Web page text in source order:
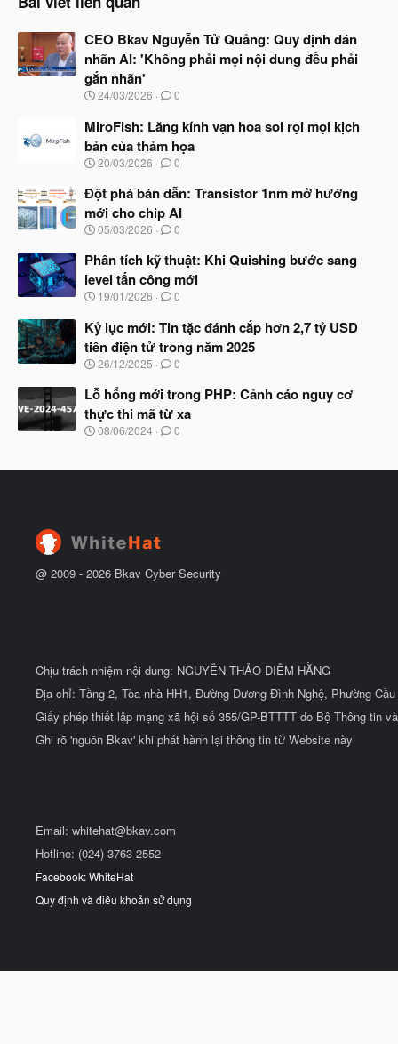
CEO Bkav Nguyễn Tử Quảng: Quy định dán
nhãn AI: 'Không phải mọi nội dung đều phải
gắn nhãn'
N
à
y
b
ắ
đ
ầ
u
24/03/2026 0
MiroFish: Lăng kính vạn hoa soi rọi mọi kịch
bản của thảm họa
N
à
y
b
ắ
đ
ầ
u
20/03/2026 0
Đột phá bán dẫn: Transistor 1nm mở hướng
mới cho chip AI
N
à
b
ắ
đ
ầ
u
05/03/2026 0
Phân tích kỹ thuật: Khi Quishing bước sang
level tấn công mới
N
à
y
b
ắ
đ
ầ
u
19/01/2026 0
Kỷ lục mới: Tin tặc đánh cắp hơn 2,7 tỷ USD
tiền điện tử trong năm 2025
N
à
b
ắ
26/12/2025 0
Lỗ hổng mới trong PHP: Cảnh cáo nguy cơ
thực thi mã từ xa
N
y
ầ
08/06/2024 0
@ 2009 - 2026 Bkav Cyber Security
Chịu trách nhiệm nội dung: NGUYỄN THẢO DIỄM HẰNG
Địa chỉ: Tầng 2, Tòa nhà HH1, Đường Dương Đình Nghệ, Phường
Giấy phép thiết lập mạng xã hội số 355/GP-BTTTT do Bộ Thông tin
Ghi rõ 'nguồn Bkav' khi phát hành lại thông tin từ Website này
Email: whitehat@bkav.com
Hotline: (024) 3763 2552
Facebook: WhiteHat
Quy định và điều khoản sử dụng